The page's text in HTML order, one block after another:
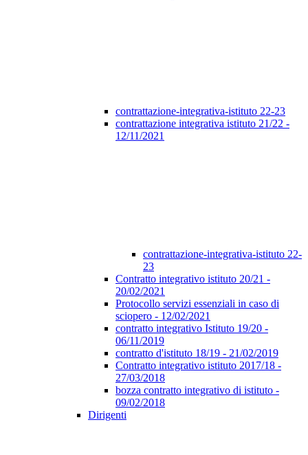
contrattazione-integrativa-istituto 22-23
contrattazione integrativa istituto 21/22 -
12/11/2021
contrattazione-integrativa-istituto 22-
23
Contratto integrativo istituto 20/21 -
20/02/2021
Protocollo servizi essenziali in caso di
sciopero - 12/02/2021
contratto integrativo Istituto 19/20 -
06/11/2019
contratto d'istituto 18/19 - 21/02/2019
Contratto integrativo istituto 2017/18 -
27/03/2018
bozza contratto integrativo di istituto -
09/02/2018
Dirigenti